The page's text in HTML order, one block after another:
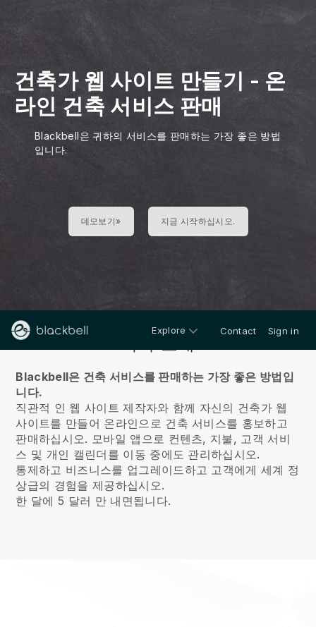
건축가 웹 사이트 만들기 - 온
라인 건축 서비스 판매
Blackbell은 귀하의 서비스를 판매하는 가장 좋은 방법
입니다.
데모보기» 지금 시작하십시오.
Explore Contact Sign in
Blackbell은 건축 서비스를 판매하는 가장 좋은 방법입
니다.
직관적 인 웹 사이트 제작자와 함께 자신의 건축가 웹
사이트를 만들어 온라인으로 건축 서비스를 홍보하고
판매하십시오. 모바일 앱으로 컨텐츠, 지불, 고객 서비
스 및 개인 캘린더를 이동 중에도 관리하십시오.
통제하고 비즈니스를 업그레이드하고 고객에게 세계 정
상급의 경험을 제공하십시오.
한 달에 5 달러 만 내면됩니다.